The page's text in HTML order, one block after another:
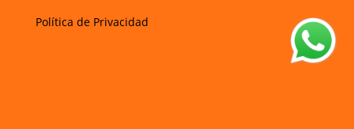
Política de Privacidad
w